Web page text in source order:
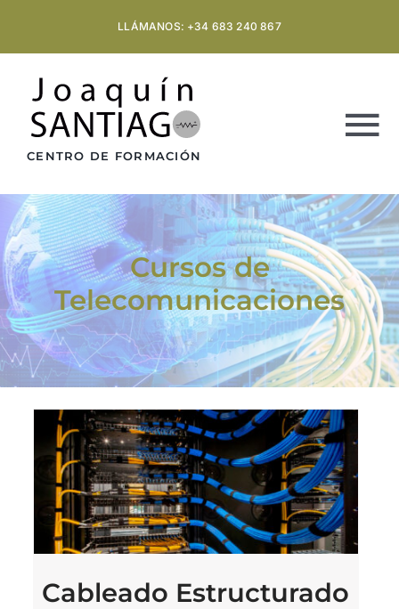
LLÁMANOS: +34 683 240 867
CENTRO DE FORMACIÓN
INICIO
SOBRE NOSOTROS
FORMACIÓN
FORMACIÓN BONIFICADA EMPRESAS
Cursos de
Telecomunicaciones
Cableado Estructurado